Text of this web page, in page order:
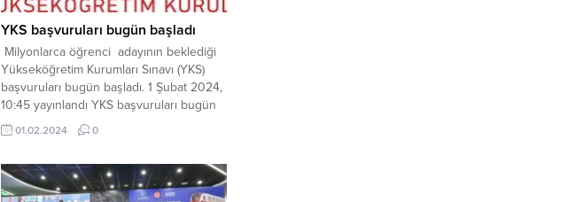
YKS başvuruları bugün başladı
Milyonlarca öğrenci adayının beklediği
Yükseköğretim Kurumları Sınavı (YKS)
başvuruları bugün başladı. 1 Şubat 2024,
10:45 yayınlandı YKS başvuruları bugün
başladı Ölçme, Seçme ve Yerleştirme
Merkezi Başkanlığı (ÖSYM) tarafından 8-9
gerçekleştirilecek Yükseköğretim
Kurumları Sınavı için başvurular bugün
01.02.2024 0